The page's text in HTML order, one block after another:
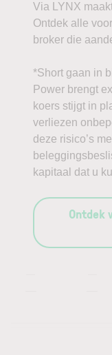
Via LYNX
Ontdek alle
broker die
*Short gaan in
Power brengt
koers stijgt in
verliezen
deze risico’s
kapitaal dat u
Ontdek